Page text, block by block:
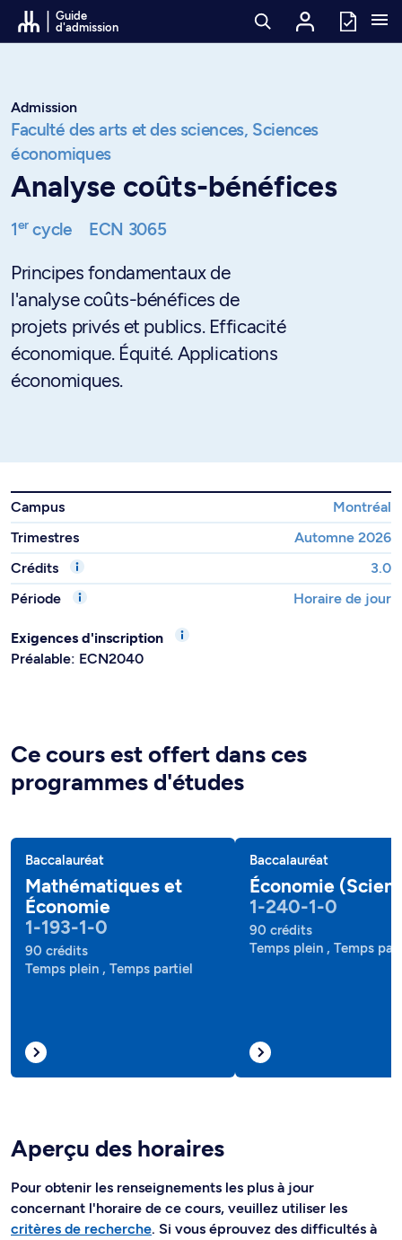
Passer au contenu
Guide
d'admission
Admission
Faculté des arts et des sciences, Sciences
économiques
Analyse coûts-bénéfices
1ercycle ECN 3065
Principes fondamentaux de
l'analyse coûts-bénéfices de
projets privés et publics. Efficacité
économique. Équité. Applications
économiques.
Campus
Montréal
Trimestres
Automne 2026
Crédits
3.0
Période
Horaire de jour
Exigences d'inscription
Préalable: ECN2040
Ce cours est offert dans ces
programmes d'études
Baccalauréat
Mathématiques et
Économie
1-193-1-0
90 crédits
Temps plein , Temps partiel
Baccalauréat
Économie
1-240-1-0
90 crédits
Temps plein , Temps
Aperçu des horaires
Pour obtenir les renseignements les plus à jour
concernant l'horaire de ce cours, veuillez utiliser les
critères de recherche. Si vous éprouvez des difficultés à